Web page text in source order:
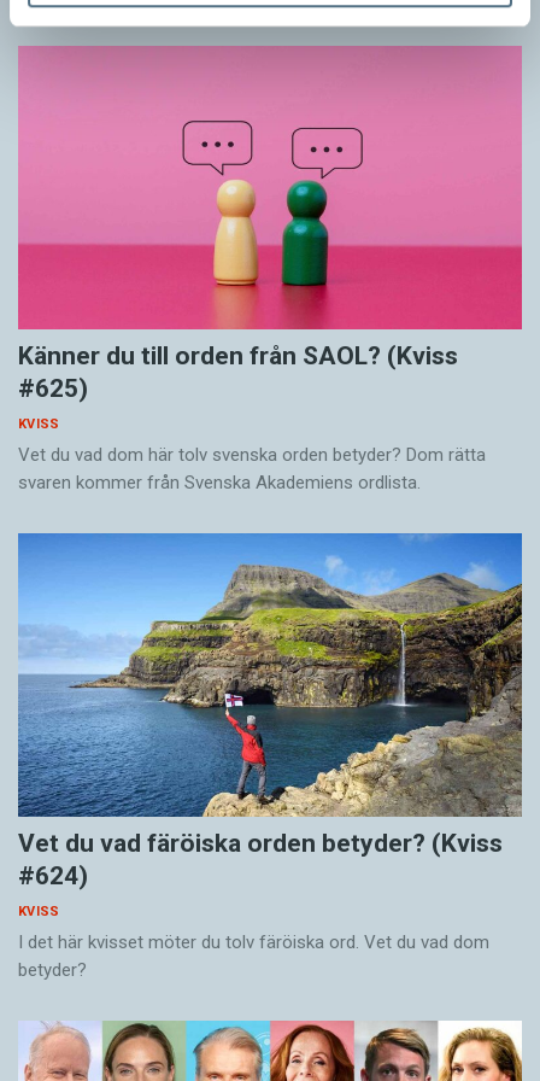
Känner du till orden från SAOL? (Kviss
#625)
KVISS
Vet du vad dom här tolv svenska orden betyder? Dom rätta
svaren kommer från Svenska Akademiens ordlista.
Vet du vad färöiska orden betyder? (Kviss
#624)
KVISS
I det här kvisset möter du tolv färöiska ord. Vet du vad dom
betyder?